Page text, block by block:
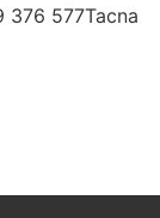
376 577Tacna